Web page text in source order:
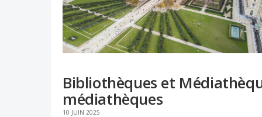
Bibliothèques et
médiathèques
10 JUIN 2025